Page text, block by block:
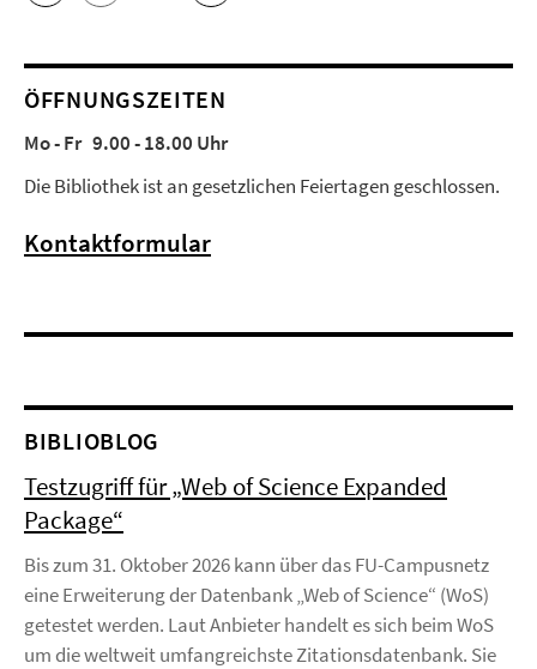
ÖFFNUNGSZEITEN
Mo - Fr 9.00 - 18.00 Uhr
Die Bibliothek ist an gesetzlichen Feiertagen geschlossen.
Kontaktformular
BIBLIOBLOG
Testzugriff für „Web of Science Expanded
Package“
Bis zum 31. Oktober 2026 kann über das FU-Campusnetz
eine Erweiterung der Datenbank „Web of Science“ (WoS)
getestet werden. Laut Anbieter handelt es sich beim WoS
um die weltweit umfangreichste Zitationsdatenbank. Sie